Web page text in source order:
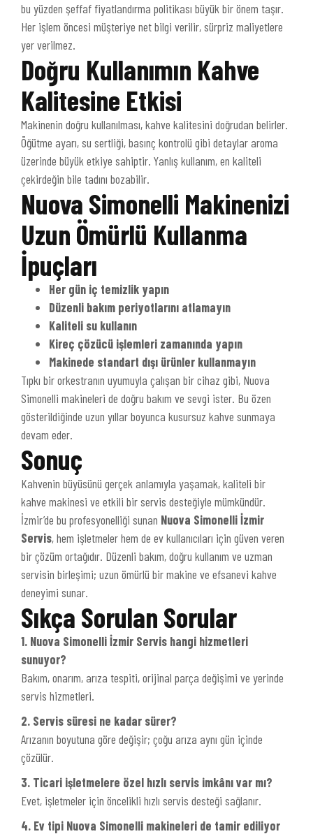
bu yüzden şeffaf fiyatlandırma politikası büyük bir önem taşır.
Her işlem öncesi müşteriye net bilgi verilir, sürpriz maliyetlere
yer verilmez.
Doğru Kullanımın Kahve
Kalitesine Etkisi
Makinenin doğru kullanılması, kahve kalitesini doğrudan belirler.
Öğütme ayarı, su sertliği, basınç kontrolü gibi detaylar aroma
üzerinde büyük etkiye sahiptir. Yanlış kullanım, en kaliteli
çekirdeğin bile tadını bozabilir.
Nuova Simonelli Makinenizi
Uzun Ömürlü Kullanma
İpuçları
Her gün iç temizlik yapın
Düzenli bakım periyotlarını atlamayın
Kaliteli su kullanın
Kireç çözücü işlemleri zamanında yapın
Makinede standart dışı ürünler kullanmayın
Tıpkı bir orkestranın uyumuyla çalışan bir cihaz gibi, Nuova
Simonelli makineleri de doğru bakım ve sevgi ister. Bu özen
gösterildiğinde uzun yıllar boyunca kusursuz kahve sunmaya
devam eder.
Sonuç
Kahvenin büyüsünü gerçek anlamıyla yaşamak, kaliteli bir
kahve makinesi ve etkili bir servis desteğiyle mümkündür.
İzmir’de bu profesyonelliği sunan Nuova Simonelli İzmir
Servis, hem işletmeler hem de ev kullanıcıları için güven veren
bir çözüm ortağıdır. Düzenli bakım, doğru kullanım ve uzman
servisin birleşimi; uzun ömürlü bir makine ve efsanevi kahve
deneyimi sunar.
Sıkça Sorulan Sorular
1. Nuova Simonelli İzmir Servis hangi hizmetleri
sunuyor?
Bakım, onarım, arıza tespiti, orijinal parça değişimi ve yerinde
servis hizmetleri.
2. Servis süresi ne kadar sürer?
Arızanın boyutuna göre değişir; çoğu arıza aynı gün içinde
çözülür.
3. Ticari işletmelere özel hızlı servis imkânı var mı?
Evet, işletmeler için öncelikli hızlı servis desteği sağlanır.
4. Ev tipi Nuova Simonelli makineleri de tamir ediliyor